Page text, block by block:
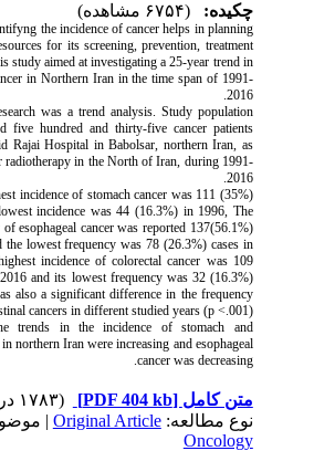
چکیده:
the incidence of cancer helps in planning
for its screening, prevention, treatment
study aimed at investigating a 25-year trend in
in Northern Iran in the time span of 1991-
2016.
was a trend analysis. Study population
five hundred and thirty-five cancer patients
Rajai Hospital in Babolsar, northern Iran, as
radiotherapy in the North of Iran, during 1991-
2016.
incidence of stomach cancer was 111 (35%)
lowest incidence was 44 (16.3%) in 1996, The
of esophageal cancer was reported 137(56.1%)
the lowest frequency was 78 (26.3%) cases in
highest incidence of colorectal cancer was 109
2016 and its lowest frequency was 32 (16.3%)
also a significant difference in the frequency
cancers in different studied years (p <.001).
trends in the incidence of stomach and
in northern Iran were increasing and esophageal
cancer was decreasing.
متن کامل[PDF 404 kb]
نوع مطالعه:Original Article| موضوع
Oncology